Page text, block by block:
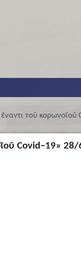
ἔναντι τοῦ
Covid–19» 28/